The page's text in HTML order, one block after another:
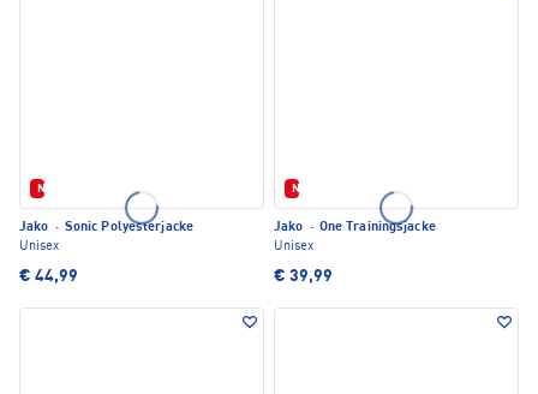
Neu
Jako · Sonic Polyesterjacke
Unisex
€ 44,99
Neu
Jako · One Trainingsjacke
Unisex
€ 39,99